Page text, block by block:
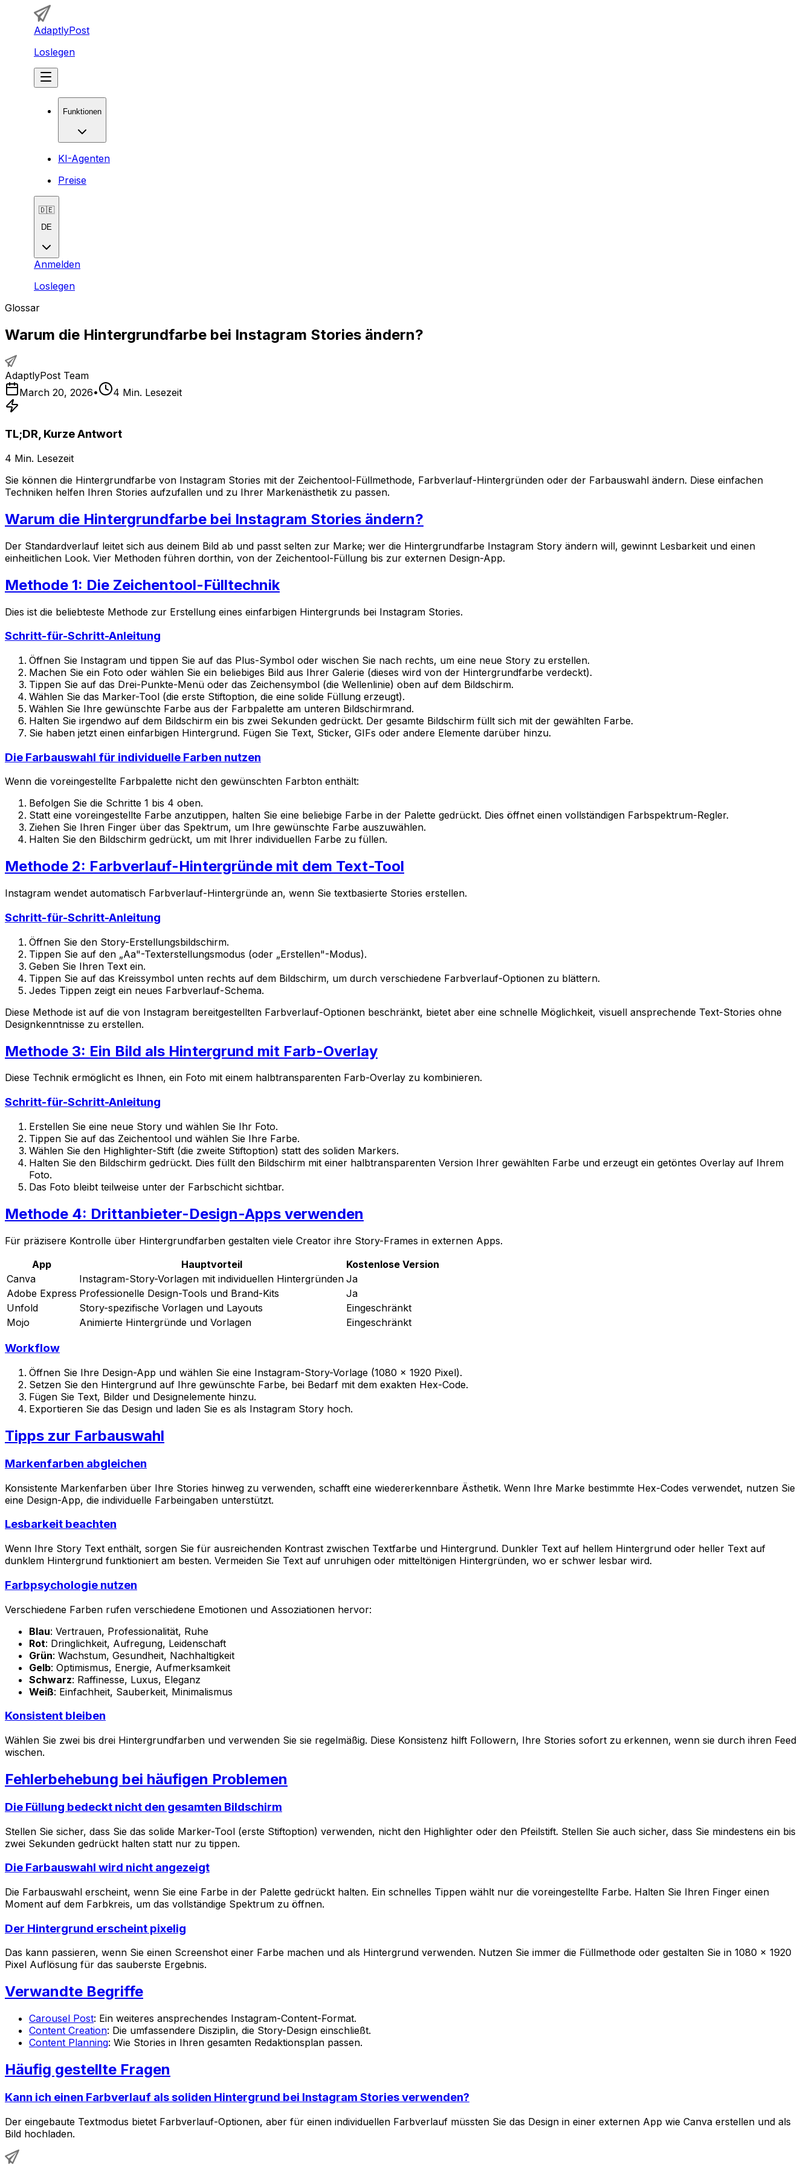
AdaptlyPost
Loslegen
Funktionen
KI-Agenten
Preise
🇩🇪
DE
Anmelden
Loslegen
Glossar
Warum die Hintergrundfarbe bei Instagram Stories ändern?
AdaptlyPost Team
March 20, 2026• 4 Min. Lesezeit
TL;DR, Kurze Antwort
4 Min. Lesezeit
Sie können die Hintergrundfarbe von Instagram Stories mit der Zeichentool-Füllmethode, Farbverlauf-Hintergründen oder der Farbauswahl ändern. Diese einfachen
Techniken helfen Ihren Stories aufzufallen und zu Ihrer Markenästhetik zu passen.
Warum die Hintergrundfarbe bei Instagram Stories ändern?
Der Standardverlauf leitet sich aus deinem Bild ab und passt selten zur Marke; wer die Hintergrundfarbe Instagram Story ändern will, gewinnt Lesbarkeit und einen
einheitlichen Look. Vier Methoden führen dorthin, von der Zeichentool-Füllung bis zur externen Design-App.
Methode 1: Die Zeichentool-Fülltechnik
Dies ist die beliebteste Methode zur Erstellung eines einfarbigen Hintergrunds bei Instagram Stories.
Schritt-für-Schritt-Anleitung
Öffnen Sie Instagram und tippen Sie auf das Plus-Symbol oder wischen Sie nach rechts, um eine neue Story zu erstellen.
Machen Sie ein Foto oder wählen Sie ein beliebiges Bild aus Ihrer Galerie (dieses wird von der Hintergrundfarbe verdeckt).
Tippen Sie auf das Drei-Punkte-Menü oder das Zeichensymbol (die Wellenlinie) oben auf dem Bildschirm.
Wählen Sie das Marker-Tool (die erste Stiftoption, die eine solide Füllung erzeugt).
Wählen Sie Ihre gewünschte Farbe aus der Farbpalette am unteren Bildschirmrand.
Halten Sie irgendwo auf dem Bildschirm ein bis zwei Sekunden gedrückt. Der gesamte Bildschirm füllt sich mit der gewählten Farbe.
Sie haben jetzt einen einfarbigen Hintergrund. Fügen Sie Text, Sticker, GIFs oder andere Elemente darüber hinzu.
Die Farbauswahl für individuelle Farben nutzen
Wenn die voreingestellte Farbpalette nicht den gewünschten Farbton enthält:
Befolgen Sie die Schritte 1 bis 4 oben.
Statt eine voreingestellte Farbe anzutippen, halten Sie eine beliebige Farbe in der Palette gedrückt. Dies öffnet einen vollständigen Farbspektrum-Regler.
Ziehen Sie Ihren Finger über das Spektrum, um Ihre gewünschte Farbe auszuwählen.
Halten Sie den Bildschirm gedrückt, um mit Ihrer individuellen Farbe zu füllen.
Methode 2: Farbverlauf-Hintergründe mit dem Text-Tool
Instagram wendet automatisch Farbverlauf-Hintergründe an, wenn Sie textbasierte Stories erstellen.
Schritt-für-Schritt-Anleitung
Öffnen Sie den Story-Erstellungsbildschirm.
Tippen Sie auf den „Aa"-Texterstellungsmodus (oder „Erstellen"-Modus).
Geben Sie Ihren Text ein.
Tippen Sie auf das Kreissymbol unten rechts auf dem Bildschirm, um durch verschiedene Farbverlauf-Optionen zu blättern.
Jedes Tippen zeigt ein neues Farbverlauf-Schema.
Diese Methode ist auf die von Instagram bereitgestellten Farbverlauf-Optionen beschränkt, bietet aber eine schnelle Möglichkeit, visuell ansprechende Text-Stories ohne
Designkenntnisse zu erstellen.
Methode 3: Ein Bild als Hintergrund mit Farb-Overlay
Diese Technik ermöglicht es Ihnen, ein Foto mit einem halbtransparenten Farb-Overlay zu kombinieren.
Schritt-für-Schritt-Anleitung
Erstellen Sie eine neue Story und wählen Sie Ihr Foto.
Tippen Sie auf das Zeichentool und wählen Sie Ihre Farbe.
Wählen Sie den Highlighter-Stift (die zweite Stiftoption) statt des soliden Markers.
Halten Sie den Bildschirm gedrückt. Dies füllt den Bildschirm mit einer halbtransparenten Version Ihrer gewählten Farbe und erzeugt ein getöntes Overlay auf Ihrem
Foto.
Das Foto bleibt teilweise unter der Farbschicht sichtbar.
Methode 4: Drittanbieter-Design-Apps verwenden
Für präzisere Kontrolle über Hintergrundfarben gestalten viele Creator ihre Story-Frames in externen Apps.
App
Hauptvorteil
Kostenlose Version
Canva
Instagram-Story-Vorlagen mit individuellen Hintergründen Ja
Adobe Express Professionelle Design-Tools und Brand-Kits
Ja
Unfold
Story-spezifische Vorlagen und Layouts
Eingeschränkt
Mojo
Animierte Hintergründe und Vorlagen Eingeschränkt
Workflow
Öffnen Sie Ihre Design-App und wählen Sie eine Instagram-Story-Vorlage (1080 x 1920 Pixel).
Setzen Sie den Hintergrund auf Ihre gewünschte Farbe, bei Bedarf mit dem exakten Hex-Code.
Fügen Sie Text, Bilder und Designelemente hinzu.
Exportieren Sie das Design und laden Sie es als Instagram Story hoch.
Tipps zur Farbauswahl
Markenfarben abgleichen
Konsistente Markenfarben über Ihre Stories hinweg zu verwenden, schafft eine wiedererkennbare Ästhetik. Wenn Ihre Marke bestimmte Hex-Codes verwendet, nutzen Sie
eine Design-App, die individuelle Farbeingaben unterstützt.
Lesbarkeit beachten
Wenn Ihre Story Text enthält, sorgen Sie für ausreichenden Kontrast zwischen Textfarbe und Hintergrund. Dunkler Text auf hellem Hintergrund oder heller Text auf
dunklem Hintergrund funktioniert am besten. Vermeiden Sie Text auf unruhigen oder mitteltönigen Hintergründen, wo er schwer lesbar wird.
Farbpsychologie nutzen
Verschiedene Farben rufen verschiedene Emotionen und Assoziationen hervor:
Blau: Vertrauen, Professionalität, Ruhe
Rot: Dringlichkeit, Aufregung, Leidenschaft
Grün: Wachstum, Gesundheit, Nachhaltigkeit
Gelb: Optimismus, Energie, Aufmerksamkeit
Schwarz: Raffinesse, Luxus, Eleganz
Weiß: Einfachheit, Sauberkeit, Minimalismus
Konsistent bleiben
Wählen Sie zwei bis drei Hintergrundfarben und verwenden Sie sie regelmäßig. Diese Konsistenz hilft Followern, Ihre Stories sofort zu erkennen, wenn sie durch ihren Feed
wischen.
Fehlerbehebung bei häufigen Problemen
Die Füllung bedeckt nicht den gesamten Bildschirm
Stellen Sie sicher, dass Sie das solide Marker-Tool (erste Stiftoption) verwenden, nicht den Highlighter oder den Pfeilstift. Stellen Sie auch sicher, dass Sie mindestens ein bis
zwei Sekunden gedrückt halten statt nur zu tippen.
Die Farbauswahl wird nicht angezeigt
Die Farbauswahl erscheint, wenn Sie eine Farbe in der Palette gedrückt halten. Ein schnelles Tippen wählt nur die voreingestellte Farbe. Halten Sie Ihren Finger einen
Moment auf dem Farbkreis, um das vollständige Spektrum zu öffnen.
Der Hintergrund erscheint pixelig
Das kann passieren, wenn Sie einen Screenshot einer Farbe machen und als Hintergrund verwenden. Nutzen Sie immer die Füllmethode oder gestalten Sie in 1080 x 1920
Pixel Auflösung für das sauberste Ergebnis.
Verwandte Begriffe
Carousel Post: Ein weiteres ansprechendes Instagram-Content-Format.
Content Creation: Die umfassendere Disziplin, die Story-Design einschließt.
Content Planning: Wie Stories in Ihren gesamten Redaktionsplan passen.
Häufig gestellte Fragen
Kann ich einen Farbverlauf als soliden Hintergrund bei Instagram Stories verwenden?
Der eingebaute Textmodus bietet Farbverlauf-Optionen, aber für einen individuellen Farbverlauf müssten Sie das Design in einer externen App wie Canva erstellen und als
Bild hochladen.